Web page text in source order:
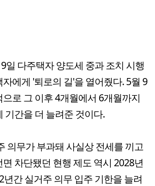
일 다주택자 양도세 중과 조치 시행
에게 '퇴로의 길'을 열어줬다. 5월 9
로 그 이후 4개월에서 6개월까지
기간을 더 늘려준 것이다.
의무가 부과돼 사실상 전세를 끼고
차단됐던 현행 제도 역시 2028년
간 실거주 의무 입주 기한을 늘려